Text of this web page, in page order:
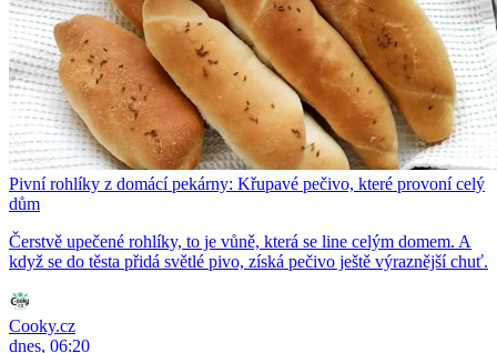
Pivní rohlíky z domácí pekárny: Křupavé pečivo, které provoní celý
dům
Čerstvě upečené rohlíky, to je vůně, která se line celým domem. A
když se do těsta přidá světlé pivo, získá pečivo ještě výraznější chuť.
Cooky.cz
dnes, 06:20